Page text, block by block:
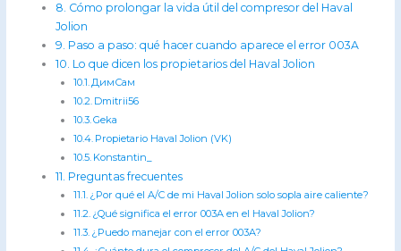
Cómo prolongar la vida útil del compresor del Haval
Jolion
Paso a paso: qué hacer cuando aparece el error 003A
Lo que dicen los propietarios del Haval Jolion
ДимСам
Dmitrii56
Geka
Propietario Haval Jolion (VK)
Konstantin_
Preguntas frecuentes
¿Por qué el A/C de mi Haval Jolion solo sopla aire caliente?
¿Qué significa el error 003A en el Haval Jolion?
¿Puedo manejar con el error 003A?